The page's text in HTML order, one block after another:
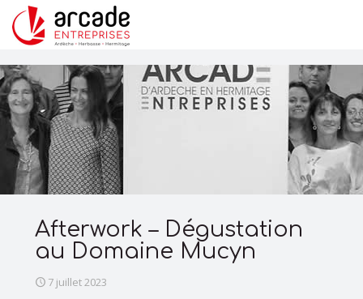
Afterwork – Dégustation
au Domaine Mucyn
7 juillet 2023